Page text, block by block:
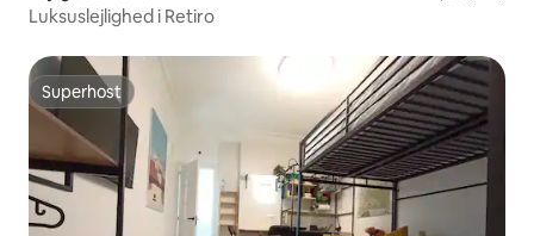
Luksuslejlighed i Retiro
Superhost
Superhost